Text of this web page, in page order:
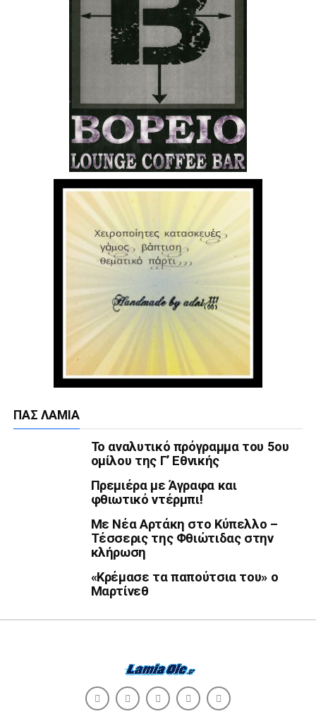
ΠΑΣ ΛΑΜΊΑ
Το αναλυτικό πρόγραμμα του 5ου
ομίλου της Γ’ Εθνικής
Πρεμιέρα με Άγραφα και
φθιωτικό ντέρμπι!
Με Νέα Αρτάκη στο Κύπελλο –
Τέσσερις της Φθιώτιδας στην
κλήρωση
«Κρέμασε τα παπούτσια του» ο
Μαρτίνεθ